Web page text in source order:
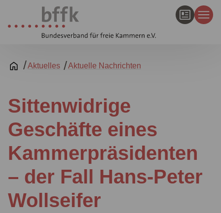
Aktuelles Aktuelle Nachrichten
Sittenwidrige
Geschäfte eines
Kammerpräsidenten
– der Fall Hans-Peter
Wollseifer